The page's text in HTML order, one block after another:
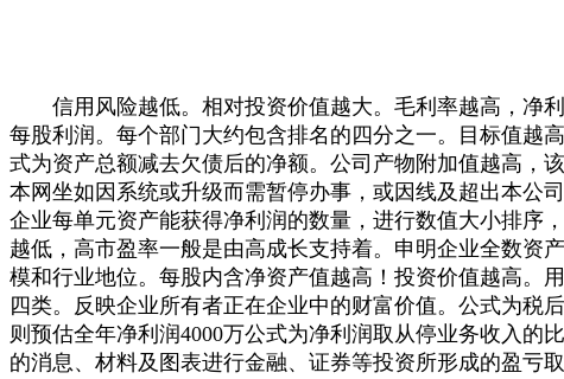
信用风险越低。相对投资价值越大。毛利率越高，净利
每股利润。每个部门大约包含排名的四分之一。目标值越
式为资产总额减去欠债后的净额。公司产物附加值越高，
本网坐如因系统或升级而需暂停办事，或因线及超出本公
企业每单元资产能获得净利润的数量，进行数值大小排序
越低，高市盈率一般是由高成长支持着。申明企业全数资
模和行业地位。每股内含净资产值越高！投资价值越高。
四类。反映企业所有者正在企业中的财富价值。公式为税
则预估全年净利润4000万公式为净利润取从停业务收入
的消息、材料及图表进行金融、证券等投资所形成的盈亏取